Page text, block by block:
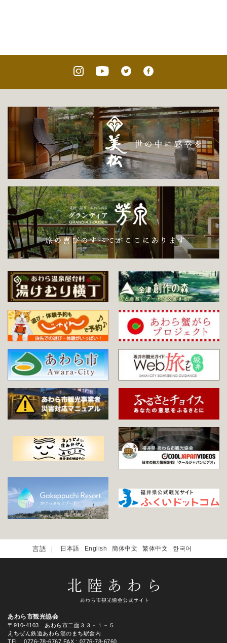
日本語 English 簡体中文 繁体中文 한국어
あわら市観光協会
〒910-4103 あわら市二面３３－１－５
えちぜん鉄道あわら湯のまち駅舎内
TEL
: 0776-78-6767 FAX : 0776-78-6760